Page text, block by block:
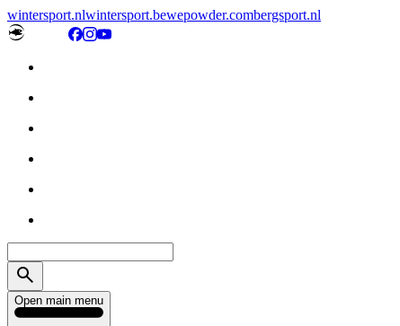
wintersport.nlwintersport.bewepowder.combergsport.nl
Open main menu